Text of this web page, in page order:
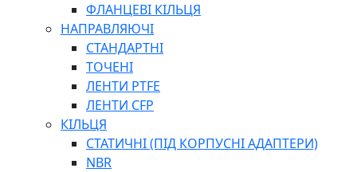
ПІСТОЛЕТИ
НАСОСИ ТА ПОМПИ
НАГНІТАЧІ
МУФТИ (НАСАДКИ) ДЛЯ ШПРИЦІВ
МАСЛЯНКИ, ЛІЙКИ
ПРЕС-МАСЛЯНКИ
ФЛАНЦЕВІ КІЛЬЦЯ
НАПРАВЛЯЮЧІ
СТАНДАРТНІ
ТОЧЕНІ
ЛЕНТИ PTFE
ЛЕНТИ CFP
КІЛЬЦЯ
СТАТИЧНІ (ПІД КОРПУСНІ АДАПТЕРИ)
NBR